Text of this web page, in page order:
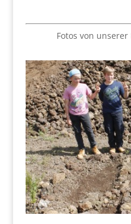
Fotos von